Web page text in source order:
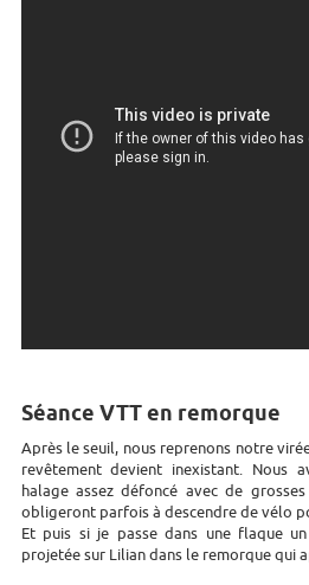
Séance VTT en remorque
Après le seuil, nous reprenons notre
revêtement devient inexistant. Nous
halage assez défoncé avec de
obligeront parfois à descendre de vélo
Et puis si je passe dans une flaque
projetée sur Lilian dans le remorque qui